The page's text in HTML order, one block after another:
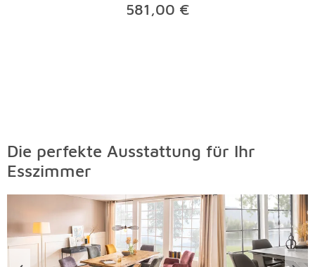
581,00 €
Die perfekte Ausstattung für Ihr
Esszimmer
Überspringen